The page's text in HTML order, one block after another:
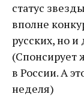
статус
вполне
русских, но
(Спонсирует
в России. А
неделя)